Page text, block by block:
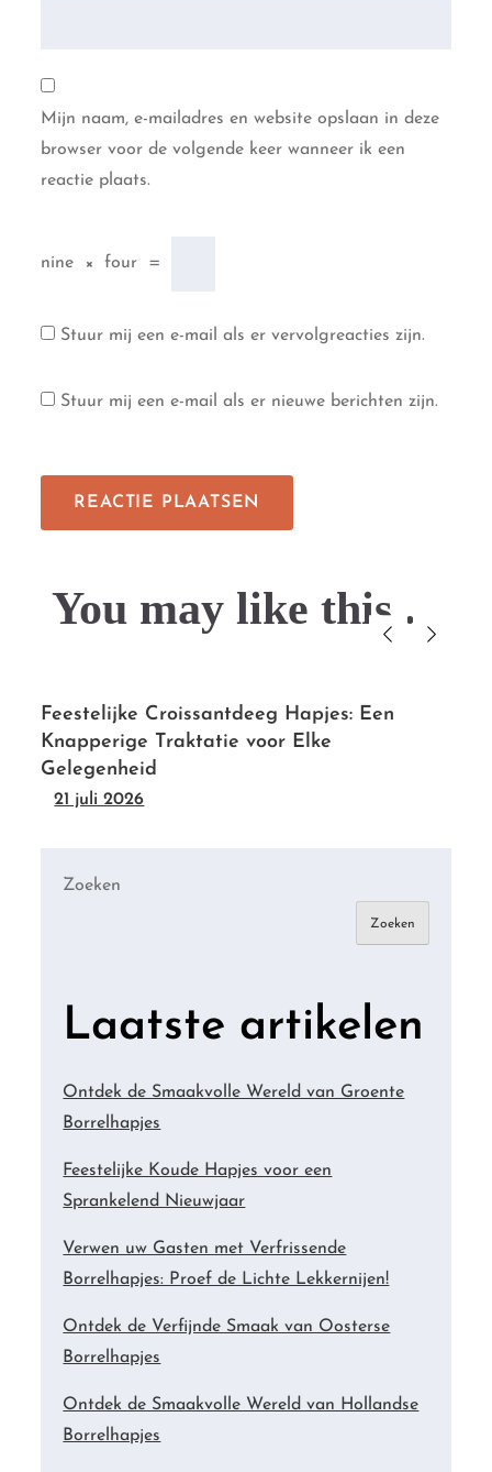
Mijn naam, e-mailadres en website opslaan in deze
browser voor de volgende keer wanneer ik een
reactie plaats.
nine × four =
Stuur mij een e-mail als er vervolgreacties zijn.
Stuur mij een e-mail als er nieuwe berichten zijn.
You may like this....
Feestelijke Croissantdeeg Hapjes: Een
Knapperige Traktatie voor Elke
Gelegenheid
21 juli 2026
Zoeken
Zoeken
Laatste artikelen
Ontdek de Smaakvolle Wereld van Groente
Borrelhapjes
Feestelijke Koude Hapjes voor een
Sprankelend Nieuwjaar
Verwen uw Gasten met Verfrissende
Borrelhapjes: Proef de Lichte Lekkernijen!
Ontdek de Verfijnde Smaak van Oosterse
Borrelhapjes
Ontdek de Smaakvolle Wereld van Hollandse
Borrelhapjes